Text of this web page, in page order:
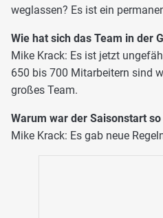
weglassen? Es ist ein
Wie hat sich das Team in der
Mike Krack: Es ist jetzt
650 bis 700 Mitarbeitern sind
großes Team.
Warum war der Saisonstart
Mike Krack: Es gab neue